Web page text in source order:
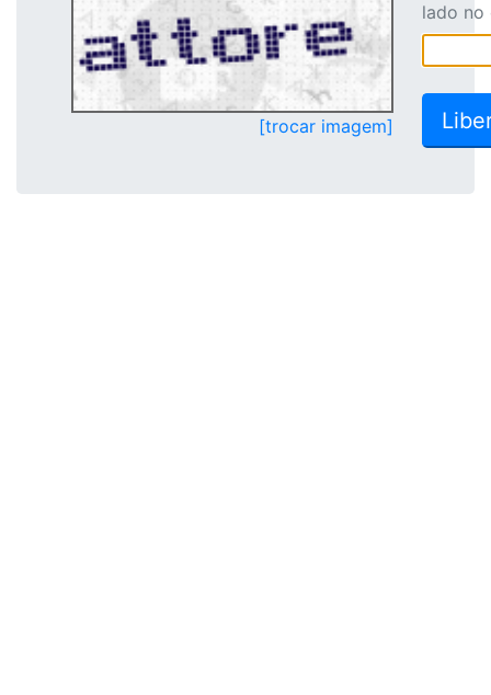
[trocar imagem]
lado no